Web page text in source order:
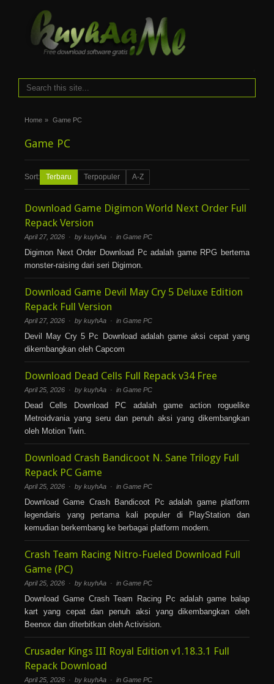
Home » Game PC
Game PC
Sort: Terbaru Terpopuler A-Z
Download Game Digimon World Next Order Full
Repack Version
April 27, 2026 · by kuyhAa · in Game PC
Digimon Next Order Download Pc adalah game RPG bertema
monster-raising dari seri Digimon.
Download Game Devil May Cry 5 Deluxe Edition
Repack Full Version
April 27, 2026 · by kuyhAa · in Game PC
Devil May Cry 5 Pc Download adalah game aksi cepat yang
dikembangkan oleh Capcom
Download Dead Cells Full Repack v34 Free
April 25, 2026 · by kuyhAa · in Game PC
Dead Cells Download PC adalah game action roguelike
Metroidvania yang seru dan penuh aksi yang dikembangkan
oleh Motion Twin.
Download Crash Bandicoot N. Sane Trilogy Full
Repack PC Game
April 25, 2026 · by kuyhAa · in Game PC
Download Game Crash Bandicoot Pc adalah game platform
legendaris yang pertama kali populer di PlayStation dan
kemudian berkembang ke berbagai platform modern.
Crash Team Racing Nitro-Fueled Download Full
Game (PC)
April 25, 2026 · by kuyhAa · in Game PC
Download Game Crash Team Racing Pc adalah game balap
kart yang cepat dan penuh aksi yang dikembangkan oleh
Beenox dan diterbitkan oleh Activision.
Crusader Kings III Royal Edition v1.18.3.1 Full
Repack Download
April 25, 2026 · by kuyhAa · in Game PC